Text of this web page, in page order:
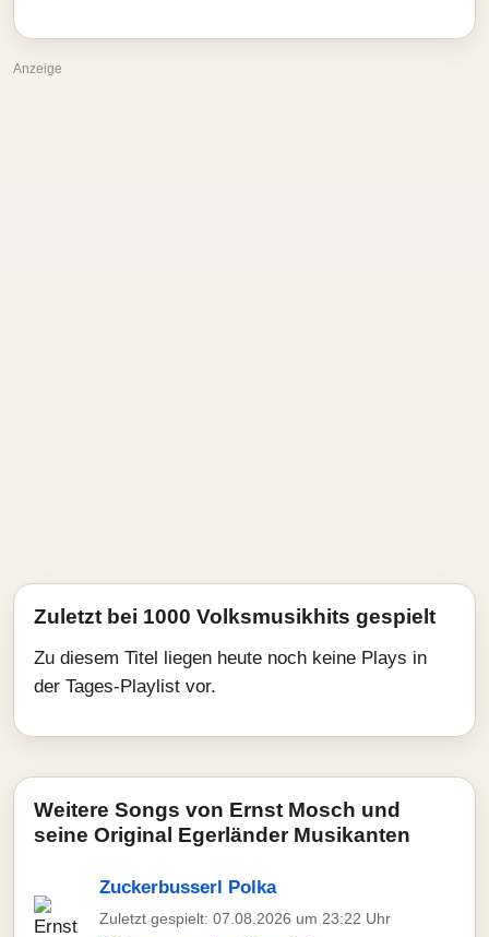
Anzeige
Zuletzt bei 1000 Volksmusikhits gespielt
Zu diesem Titel liegen heute noch keine Plays in
der Tages-Playlist vor.
Weitere Songs von Ernst Mosch und
seine Original Egerländer Musikanten
Zuckerbusserl Polka
Zuletzt gespielt: 07.08.2026 um 23:22 Uhr